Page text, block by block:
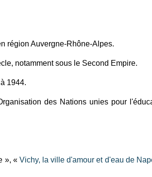
région Auvergne-Rhône-Alpes.
notamment sous le Second Empire.
1944.
des Nations unies pour
», « Vichy, la ville d'amour et d'eau de